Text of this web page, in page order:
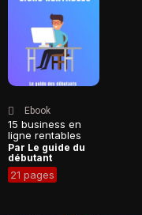
Ebook
15 business en
ligne rentables
Par Le guide du
débutant
21 pages